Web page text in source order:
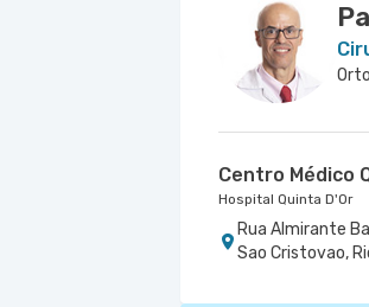
Centro Médico
Hospital Quinta D'Or
Rua Almirante
Sao Cristovao,